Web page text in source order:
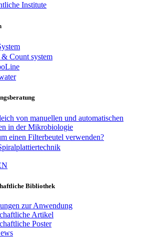
Institute
& Count system
von manuellen und automatischen
in der Mikrobiologie
einen Filterbeutel verwenden?
Bibliothek
zur Anwendung
Artikel
Poster